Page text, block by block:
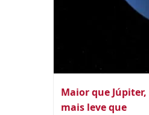
Maior que Júpiter,
mais leve que